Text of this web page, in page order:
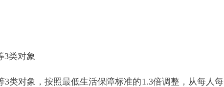
3类对象
3类对象，按照最低生活保障标准的1.3倍调整，从每人每